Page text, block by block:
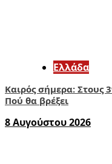
Ελλάδα
Καιρός σήμερα: Στους
Πού θα βρέξει
8 Αυγούστου 2026